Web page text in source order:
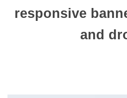
responsive
and